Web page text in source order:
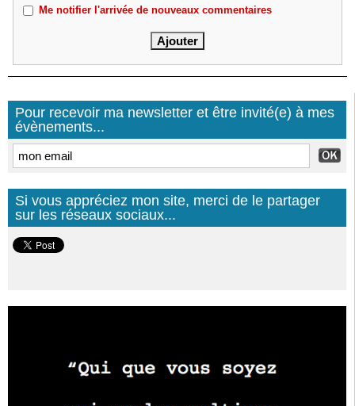
Me notifier l'arrivée de nouveaux commentaires
Pour recevoir ma newsletter et être invité(e) à mes
évènements...
Si vous appréciez mon site, merci de le partager
sur les réseaux sociaux...